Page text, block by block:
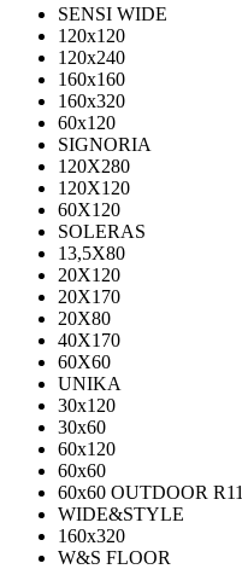
SENSI WIDE
120x120
120x240
160x160
160x320
60x120
SIGNORIA
120X280
120Х120
60X120
SOLERAS
13,5Х80
20Х120
20Х170
20Х80
40Х170
60Х60
UNIKA
30х120
30х60
60х120
60х60
60х60 OUTDOOR R11
WIDE&STYLE
160x320
W&S FLOOR